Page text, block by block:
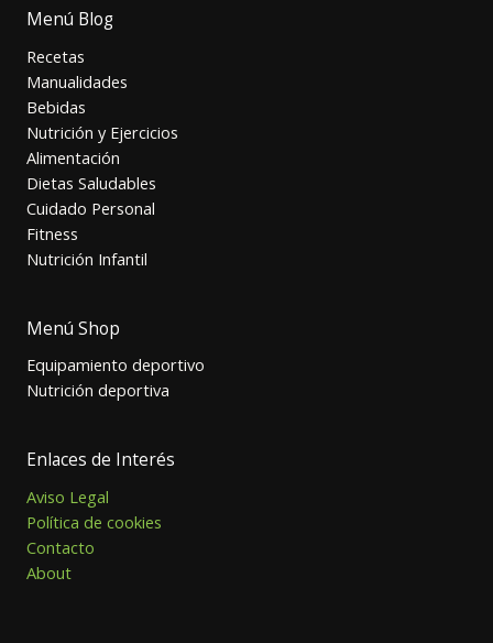
Menú Blog
Recetas
Manualidades
Bebidas
Nutrición y Ejercicios
Alimentación
Dietas Saludables
Cuidado Personal
Fitness
Nutrición Infantil
Menú Shop
Equipamiento deportivo
Nutrición deportiva
Enlaces de Interés
Aviso Legal
Política de cookies
Contacto
About